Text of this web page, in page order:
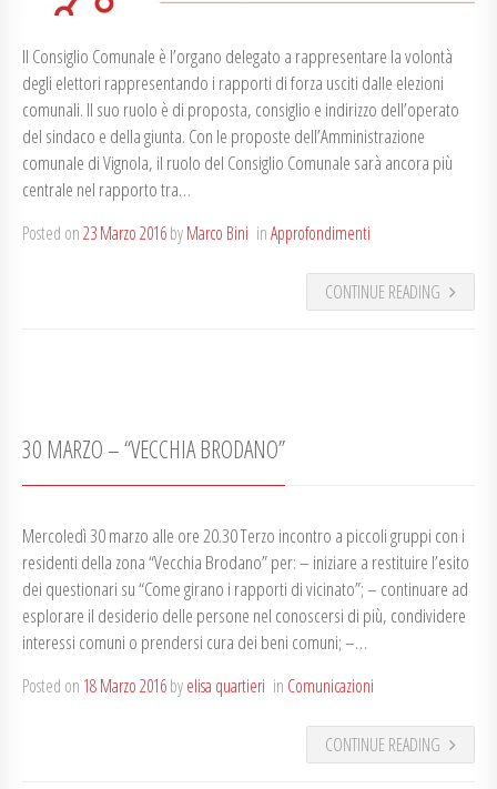
Il Consiglio Comunale è l’organo delegato a rappresentare la volontà
degli elettori rappresentando i rapporti di forza usciti dalle elezioni
comunali. Il suo ruolo è di proposta, consiglio e indirizzo dell’operato
del sindaco e della giunta. Con le proposte dell’Amministrazione
comunale di Vignola, il ruolo del Consiglio Comunale sarà ancora più
centrale nel rapporto tra…
Posted on23 Marzo 2016byMarco Bini inApprofondimenti
CONTINUE READING
30 MARZO – “VECCHIA BRODANO”
Mercoledì 30 marzo alle ore 20.30 Terzo incontro a piccoli gruppi con i
residenti della zona “Vecchia Brodano” per: – iniziare a restituire l’esito
dei questionari su “Come girano i rapporti di vicinato”; – continuare ad
esplorare il desiderio delle persone nel conoscersi di più, condividere
interessi comuni o prendersi cura dei beni comuni; –…
Posted on 18 Marzo 2016byelisa quartieri in Comunicazioni
CONTINUE READING